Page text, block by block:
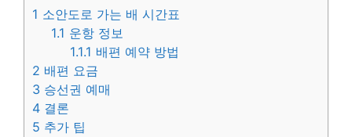
1 소안도로 가는 배 시간표
1.1 운항 정보
1.1.1 배편 예약 방법
2 배편 요금
3 승선권 예매
4 결론
5 추가 팁